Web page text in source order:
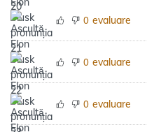
0 evaluare
0 evaluare
0 evaluare